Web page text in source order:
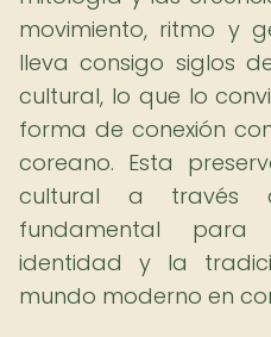
movimiento, ritmo y
lleva consigo siglos
cultural, lo que lo
forma de conexión
coreano. Esta
cultural a través
fundamental
identidad y la
mundo moderno en